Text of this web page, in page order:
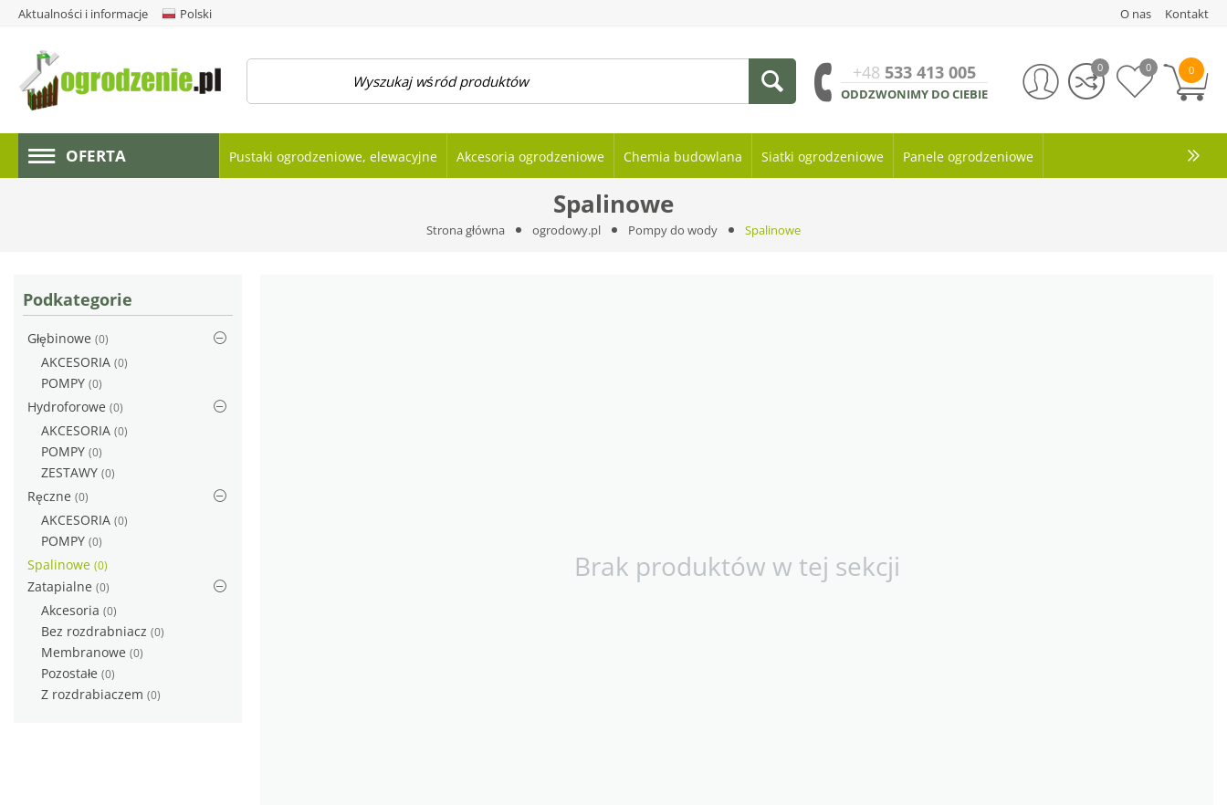
Aktualności i informacje Polski O nas Kontakt
+48 533 413 005
ODDZWONIMY DO CIEBIE
0
0 0
OFERTA Pustaki ogrodzeniowe, elewacyjne Akcesoria ogrodzeniowe Chemia budowlana Siatki ogrodzeniowe Panele ogrodzeniowe
Spalinowe
Strona główna ogrodowy.pl Pompy do wody Spalinowe
Podkategorie
Głębinowe (0)
AKCESORIA (0)
POMPY (0)
Hydroforowe (0)
AKCESORIA (0)
POMPY (0)
ZESTAWY (0)
Ręczne (0)
AKCESORIA (0)
POMPY (0)
Spalinowe (0)
Zatapialne (0)
Akcesoria (0)
Bez rozdrabniacz (0)
Membranowe (0)
Pozostałe (0)
Z rozdrabiaczem (0)
menu
Brak produktów w tej sekcji